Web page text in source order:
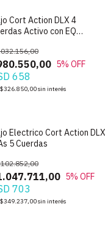
Cort Action DLX 4
Activo con EQ
5% OFF
658
$326.850,00sin interés
Electrico Cort Action DLX
5 Cuerdas
5% OFF
703
$349.237,00sin interés